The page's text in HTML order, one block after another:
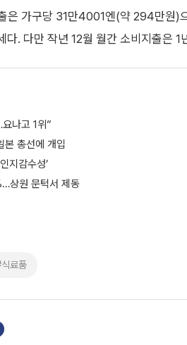
은 가구당 31만4001엔(약 294만원)
. 다만 작년 12월 월간 소비지출은 1
나고 1위”
총선에 개입
지감수성’
상원 문턱서 제동
료품